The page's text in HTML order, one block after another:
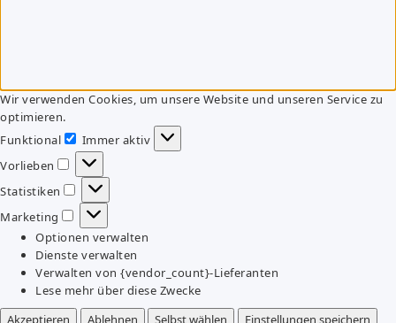
Wir verwenden Cookies, um unsere Website und unseren Service zu
optimieren.
Funktional
Funktional
Immer aktiv
Vorlieben
Vorlieben
Statistiken
Statistiken
Marketing
Marketing
Optionen verwalten
Dienste verwalten
Verwalten von {vendor_count}-Lieferanten
Lese mehr über diese Zwecke
Akzeptieren
Ablehnen Selbst wählen
Einstellungen speichern